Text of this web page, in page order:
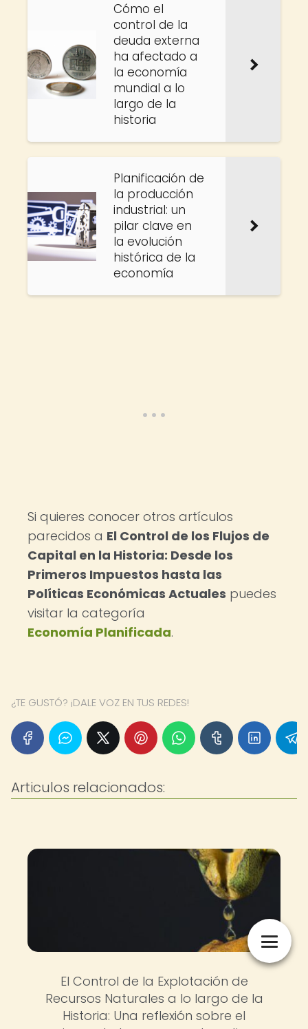
Cómo el
control de la
deuda externa
ha afectado a
la economía
mundial a lo
largo de la
historia
Planificación de
la producción
industrial: un
pilar clave en
la evolución
histórica de la
economía
Si quieres conocer otros artículos
parecidos a El Control de los Flujos de
Capital en la Historia: Desde los
Primeros Impuestos hasta las
Políticas Económicas Actuales puedes
visitar la categoría
Economía Planificada.
¿TE GUSTÓ? ¡DALE VOZ EN TUS REDES!
Articulos relacionados:
El Control de la Explotación de
Recursos Naturales a lo largo de la
Historia: Una reflexión sobre el